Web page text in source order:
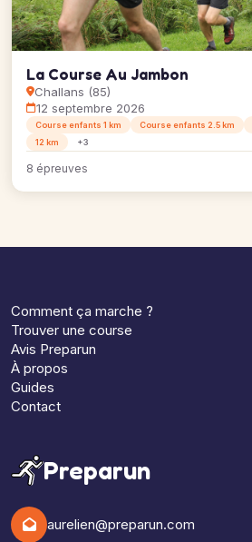
La Course Au Jambon
Challans (85)
12 septembre 2026
Course enfants 1 km Course enfants 2.5 km
12 km
+3
8 épreuves
Comment ça marche ?
Trouver une course
Avis Preparun
À propos
Guides
Contact
Preparun
aurelien@preparun.com